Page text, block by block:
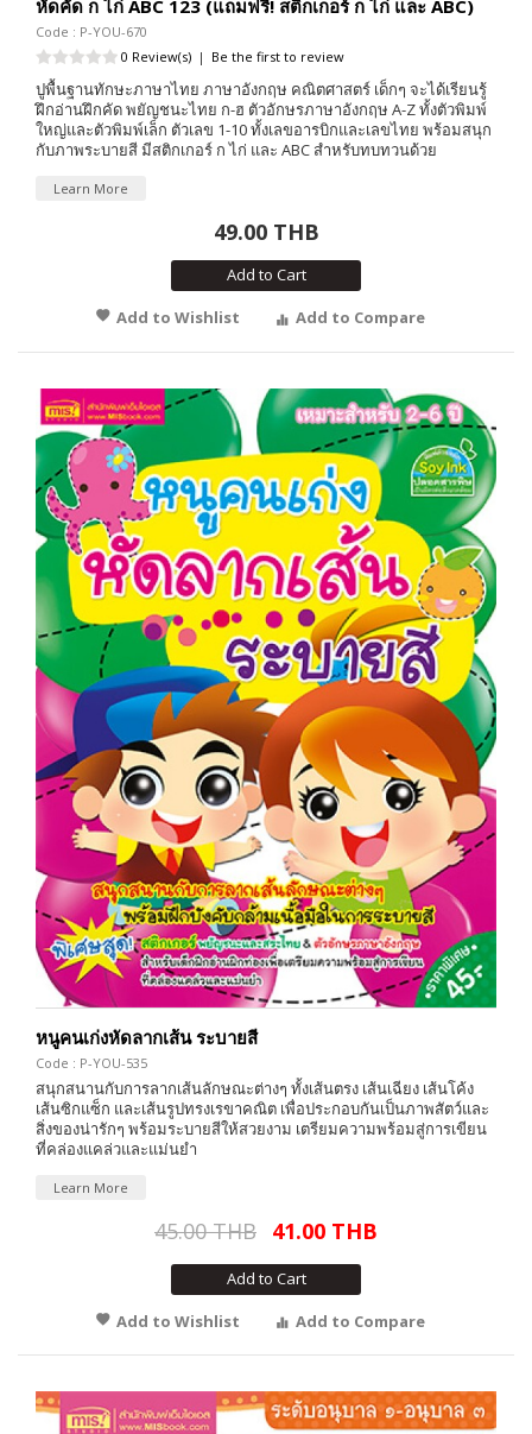
หัดคัด ก ไก่ ABC 123 (แถมฟรี! สติกเกอร์ ก ไก่ และ ABC)
Code : P-YOU-670
0 Review(s) | Be the first to review
ปูพื้นฐานทักษะภาษาไทย ภาษาอังกฤษ คณิตศาสตร์ เด็กๆ จะได้เรียนรู้
ฝึกอ่านฝึกคัด พยัญชนะไทย ก-ฮ ตัวอักษรภาษาอังกฤษ A-Z ทั้งตัวพิมพ์
ใหญ่และตัวพิมพ์เล็ก ตัวเลข 1-10 ทั้งเลขอารบิกและเลขไทย พร้อมสนุก
กับภาพระบายสี มีสติกเกอร์ ก ไก่ และ ABC สำหรับทบทวนด้วย
Learn More
49.00 THB
Add to Cart
Add to Wishlist
Add to Compare
หนูคนเก่งหัดลากเส้น ระบายสี
Code : P-YOU-535
สนุกสนานกับการลากเส้นลักษณะต่างๆ ทั้งเส้นตรง เส้นเฉียง เส้นโค้ง
เส้นซิกแซ็ก และเส้นรูปทรงเรขาคณิต เพื่อประกอบกันเป็นภาพสัตว์และ
สิ่งของน่ารักๆ พร้อมระบายสีให้สวยงาม เตรียมความพร้อมสู่การเขียน
ที่คล่องแคล่วและแม่นยำ
Learn More
45.00 THB 41.00 THB
Add to Cart
Add to Wishlist
Add to Compare